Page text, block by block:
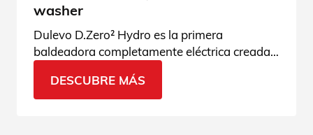
washer
Dulevo D.Zero² Hydro es la primera
baldeadora completamente eléctrica creada
Dulevo Green!
DESCUBRE MÁS